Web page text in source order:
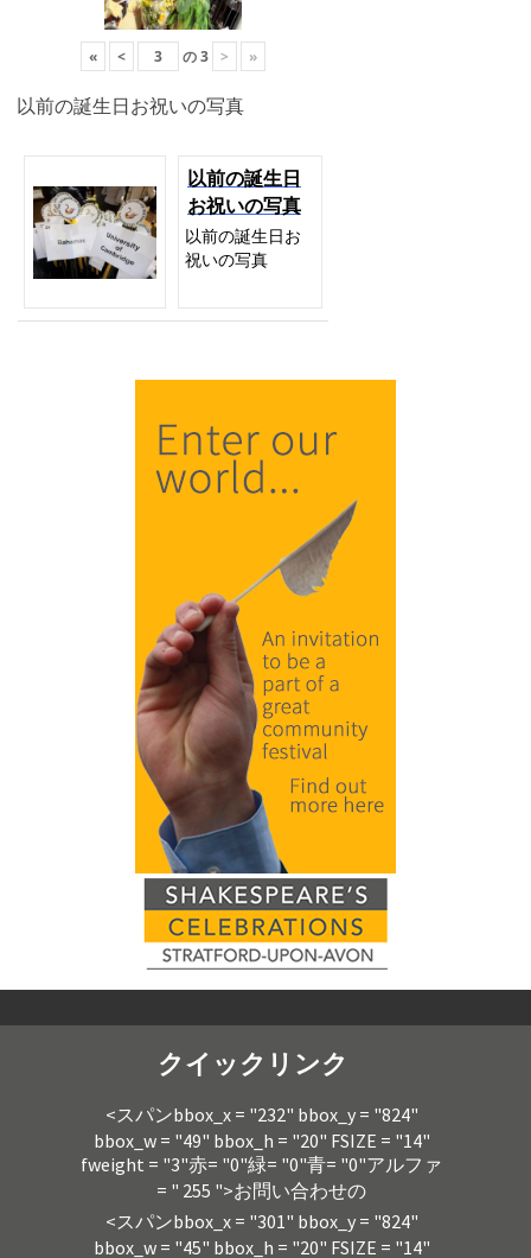
« < の3 > »
以前の誕生日お祝いの写真
以前の誕生日
お祝いの写真
以前の誕生日お
祝いの写真
クイックリンク
<スパンbbox_x = "232" bbox_y = "824"
bbox_w = "49" bbox_h = "20" FSIZE = "14"
fweight = "3"赤= "0"緑= "0"青= "0"アルファ
= " 255 ">お問い合わせの
<スパンbbox_x = "301" bbox_y = "824"
bbox_w = "45" bbox_h = "20" FSIZE = "14"